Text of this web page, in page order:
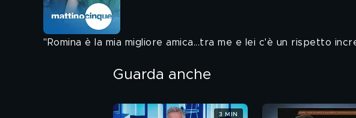
"Romina è la mia migliore amica...tra me e lei c'è un rispetto
Guarda anche
3 MIN